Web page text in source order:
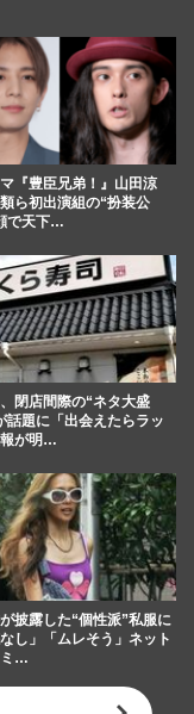
『豊臣兄弟！』山田涼
ら初出演組の“扮装公
で天下…
閉店間際の“ネタ大盛
話題に「出会えたらラッ
が明…
披露した“個性派”私服に
なし」「ムレそう」ネット
ミ…